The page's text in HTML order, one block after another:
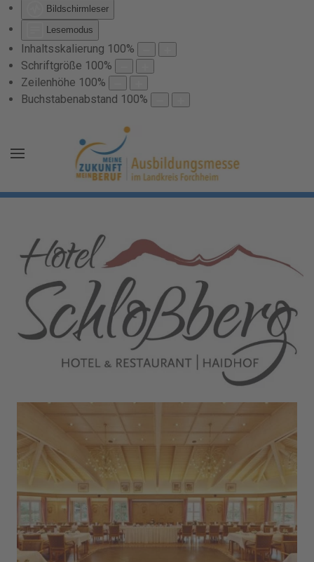
Bildschirmleser
Lesemodus
Inhaltsskalierung 100%
Schriftgröße 100%
Zeilenhöhe 100%
Buchstabenabstand 100%